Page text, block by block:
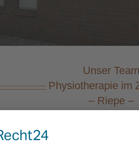
Unser Team
Physiotherapie im
– Riepe –